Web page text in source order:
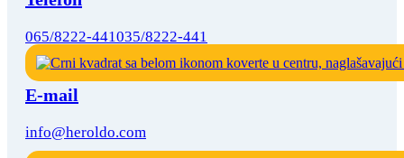
065/8222-441035/8222-441
E-mail
info@heroldo.com